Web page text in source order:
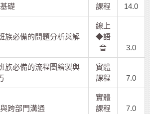
礎
課程
14.0
族必備的問題分析與解
線上
◆語
音
3.0
族必備的流程圖繪製與
實體
課程
7.0
跨部門溝通
實體
課程
7.0